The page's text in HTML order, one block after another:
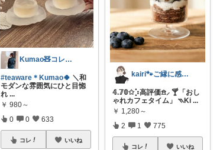
Kumao🧸コレクションみてね✨
#teaware＊Kumao🍀 ＼和
モダンな雰囲気にひと目惚
れ ...
￥ 980～
0 0 633
コレ いいね
kairi🐾ご縁に感謝𓍯‍
𝟜.𝟟𝟘✩⡱高評価𖠿⸝ 🍸「おし
ゃれカフェタイム」 ⳹Ki ...
￥ 1,280～
2 1 775
コレ いいね